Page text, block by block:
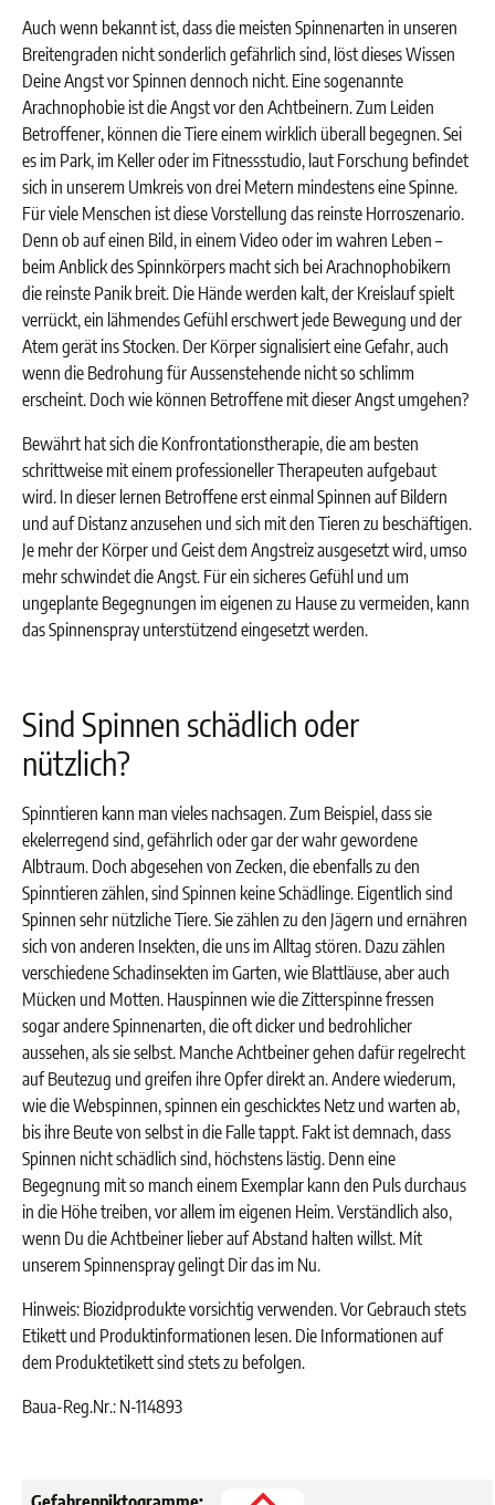
Auch wenn bekannt ist, dass die meisten Spinnenarten in unseren
Breitengraden nicht sonderlich gefährlich sind, löst dieses Wissen
Deine Angst vor Spinnen dennoch nicht. Eine sogenannte
Arachnophobie ist die Angst vor den Achtbeinern. Zum Leiden
Betroffener, können die Tiere einem wirklich überall begegnen. Sei
es im Park, im Keller oder im Fitnessstudio, laut Forschung befindet
sich in unserem Umkreis von drei Metern mindestens eine Spinne.
Für viele Menschen ist diese Vorstellung das reinste Horroszenario.
Denn ob auf einen Bild, in einem Video oder im wahren Leben –
beim Anblick des Spinnkörpers macht sich bei Arachnophobikern
die reinste Panik breit. Die Hände werden kalt, der Kreislauf spielt
verrückt, ein lähmendes Gefühl erschwert jede Bewegung und der
Atem gerät ins Stocken. Der Körper signalisiert eine Gefahr, auch
wenn die Bedrohung für Aussenstehende nicht so schlimm
erscheint. Doch wie können Betroffene mit dieser Angst umgehen?
Bewährt hat sich die Konfrontationstherapie, die am besten
schrittweise mit einem professioneller Therapeuten aufgebaut
wird. In dieser lernen Betroffene erst einmal Spinnen auf Bildern
und auf Distanz anzusehen und sich mit den Tieren zu beschäftigen.
Je mehr der Körper und Geist dem Angstreiz ausgesetzt wird, umso
mehr schwindet die Angst. Für ein sicheres Gefühl und um
ungeplante Begegnungen im eigenen zu Hause zu vermeiden, kann
das Spinnenspray unterstützend eingesetzt werden.
Sind Spinnen schädlich oder
nützlich?
Spinntieren kann man vieles nachsagen. Zum Beispiel, dass sie
ekelerregend sind, gefährlich oder gar der wahr gewordene
Albtraum. Doch abgesehen von Zecken, die ebenfalls zu den
Spinntieren zählen, sind Spinnen keine Schädlinge. Eigentlich sind
Spinnen sehr nützliche Tiere. Sie zählen zu den Jägern und ernähren
sich von anderen Insekten, die uns im Alltag stören. Dazu zählen
verschiedene Schadinsekten im Garten, wie Blattläuse, aber auch
Mücken und Motten. Hauspinnen wie die Zitterspinne fressen
sogar andere Spinnenarten, die oft dicker und bedrohlicher
aussehen, als sie selbst. Manche Achtbeiner gehen dafür regelrecht
auf Beutezug und greifen ihre Opfer direkt an. Andere wiederum,
wie die Webspinnen, spinnen ein geschicktes Netz und warten ab,
bis ihre Beute von selbst in die Falle tappt. Fakt ist demnach, dass
Spinnen nicht schädlich sind, höchstens lästig. Denn eine
Begegnung mit so manch einem Exemplar kann den Puls durchaus
in die Höhe treiben, vor allem im eigenen Heim. Verständlich also,
wenn Du die Achtbeiner lieber auf Abstand halten willst. Mit
unserem Spinnenspray gelingt Dir das im Nu.
Hinweis: Biozidprodukte vorsichtig verwenden. Vor Gebrauch stets
Etikett und Produktinformationen lesen. Die Informationen auf
dem Produktetikett sind stets zu befolgen.
Baua-Reg.Nr.: N-114893